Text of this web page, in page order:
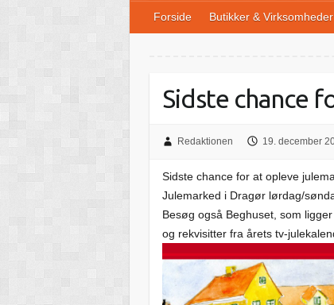
Forside Butikker & Virksomheder
Sidste chance
Redaktionen 19. december
Sidste chance for at opleve
Julemarked i Dragør lørdag/
Besøg også Beghuset, som
og rekvisitter fra årets tv-